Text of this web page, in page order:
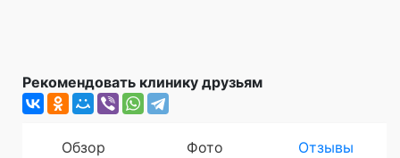
Рекомендовать клинику друзьям
Обзор Фото Отзывы